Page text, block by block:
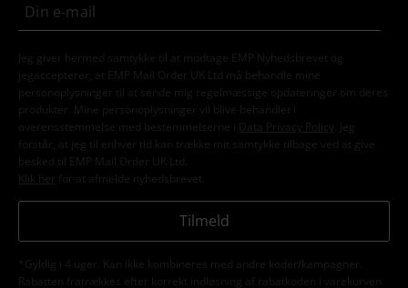
Jeg giver hermed samtykke til at modtage EMP Nyhedsbrevet og
jegaccepterer, at EMP Mail Order UK Ltd må behandle mine
personoplysninger til at sende mig regelmæssige opdateringer om deres
produkter. Mine personoplysninger vil blive behandlet i
overensstemmelse med bestemmelserne i
Data Privacy Policy
. Jeg
forstår, at jeg til enhver tid kan trække mit samtykke tilbage ved at give
besked til EMP Mail Order UK Ltd.
Klik her
for at afmelde nyhedsbrevet.
Tilmeld
*Gyldig i 4 uger. Kan ikke kombineres med andre koder/kampagner.
Rabatten fratrækkes efter korrekt indløsning af rabatkoden i varekurven